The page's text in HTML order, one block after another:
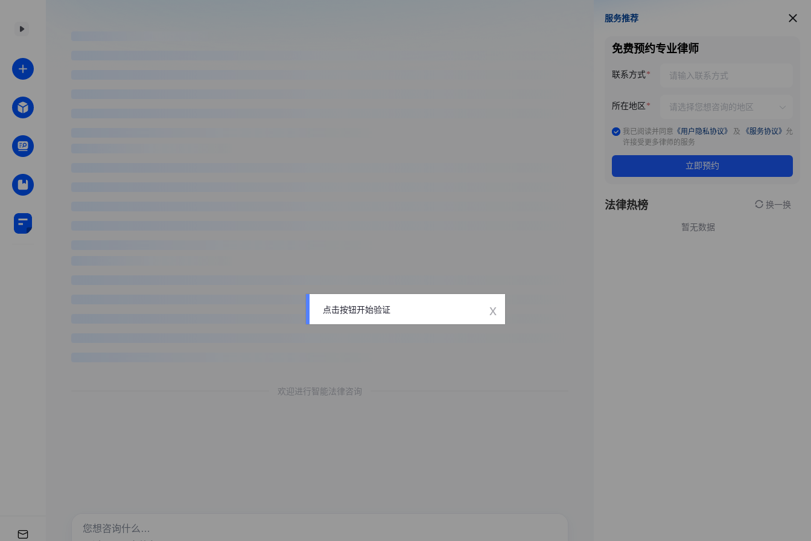
欢迎进行智能法律咨询
服务推荐
服务推荐
免费预约专业律师
联系方式
所在地区
我已阅读并同意 《用户隐私协议》 及 《服务协议》 允
许接受更多律师的服务
立即预约
法律热榜 换一换
暂无数据
点击按钮开始验证 x